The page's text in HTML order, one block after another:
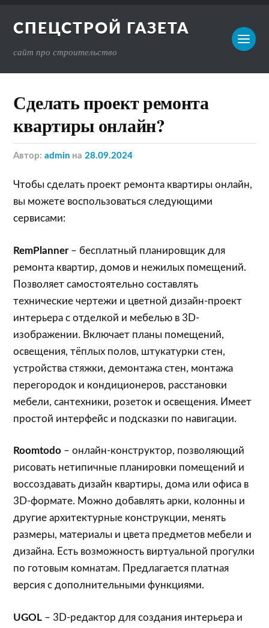
СПЕЦСТРОЙ ГАЗЕТА
сайт про строительство
Сделать проект ремонта
квартиры онлайн?
Автор:admin на28.09.2024
Чтобы сделать проект ремонта квартиры онлайн,
вы можете воспользоваться следующими
сервисами:
RemPlanner– бесплатный планировщик для
ремонта квартир, домов и нежилых помещений.
Позволяет самостоятельно составлять
технические чертежи и цветной дизайн-проект
интерьера с отделкой и мебелью в 3D-
изображении. Включает планы помещений,
освещения, тёплых полов, штукатурки стен,
устройства стяжки, демонтажа стен, монтажа
перегородок и кондиционеров, расстановки
мебели, сантехники, розеток и освещения. Имеет
простой интерфейс и подсказки по навигации.
Roomtodo – онлайн-конструктор, позволяющий
рисовать нетипичные планировки помещений и
воссоздавать дизайн квартиры, дома или офиса в
3D-формате. Можно добавлять арки, колонны и
другие архитектурные конструкции, менять
размеры, материалы и цвета предметов мебели и
дизайна. Есть возможность виртуальной прогулки
по готовым комнатам. Предлагается платная
версия с дополнительными функциями.
UGOL – 3D-редактор для создания интерьера и